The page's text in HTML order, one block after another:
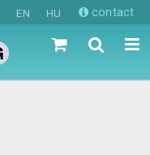
EN HU contact